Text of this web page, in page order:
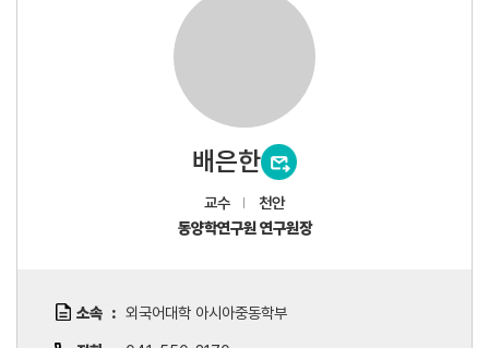
배은한
교수
천안
동양학연구원 연구원장
소속 외국어대학 아시아중동학부